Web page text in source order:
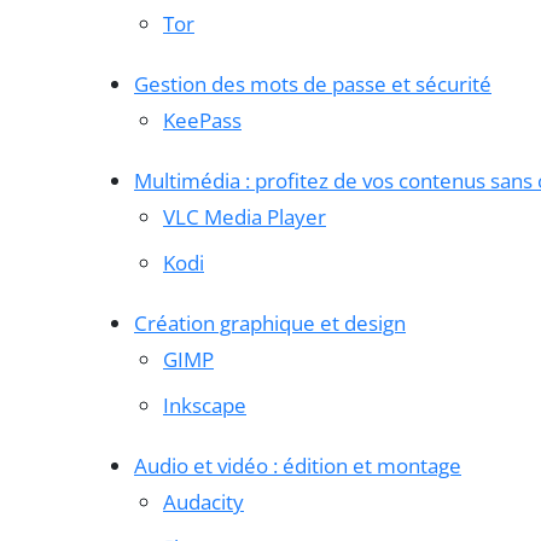
Tor
Gestion des mots de passe et sécurité
KeePass
Multimédia : profitez de vos contenus
VLC Media Player
Kodi
Création graphique et design
GIMP
Inkscape
Audio et vidéo : édition et montage
Audacity